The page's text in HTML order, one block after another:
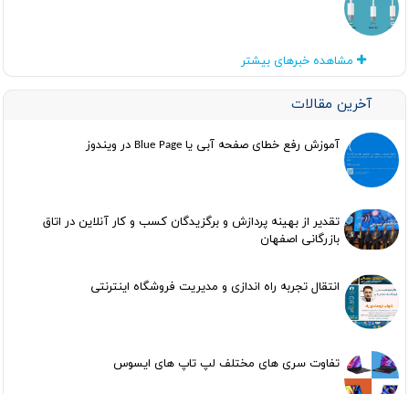
مشاهده خبرهای بیشتر
آخرین مقالات
آموزش رفع خطای صفحه آبی یا Blue Page در ویندوز
تقدیر از بهینه پردازش و برگزیدگان کسب و کار آنلاین در اتاق
بازرگانی اصفهان
انتقال تجربه راه اندازی و مدیریت فروشگاه اینترنتی
تفاوت سری های مختلف لپ تاپ های ایسوس